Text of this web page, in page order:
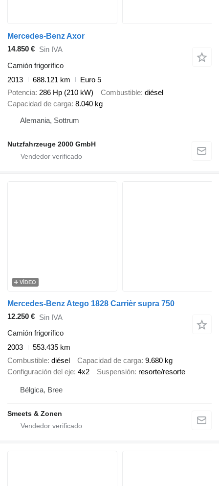
Mercedes-Benz Axor
14.850 € Sin IVA
Camión frigorífico
2013
688.121 km
Euro 5
Potencia 286 Hp (210 kW) Combustible diésel
Capacidad de carga 8.040 kg
Alemania, Sottrum
Nutzfahrzeuge 2000 GmbH
VÍDEO
Mercedes-Benz Atego 1828 Carrièr supra 750
12.250 € Sin IVA
Camión frigorífico
2003
553.435 km
Combustible diésel Capacidad de carga 9.680 kg
Configuración del eje 4x2 Suspensión resorte/resorte
Bélgica, Bree
Smeets & Zonen